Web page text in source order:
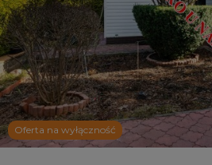
Oferta na wyłączność